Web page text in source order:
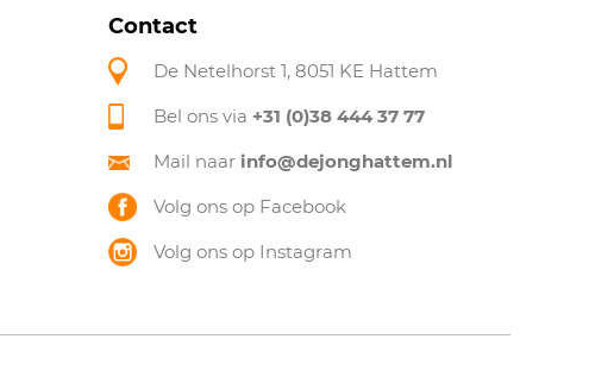
Contact
De Netelhorst 1, 8051 KE Hattem
Bel ons via +31 (0)38 444 37 77
Mail naar info@dejonghattem.nl
Volg ons op Facebook
Volg ons op Instagram